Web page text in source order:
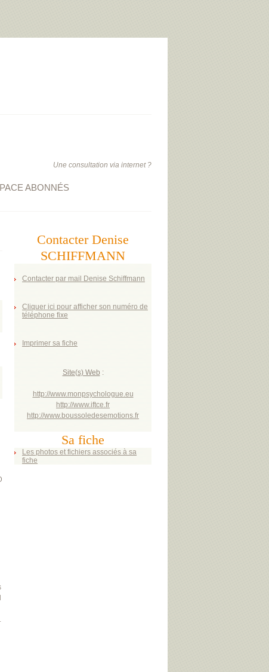
Une consultation via internet ?
ABONNÉS
Contacter Denise
SCHIFFMANN
Contacter par mail Denise Schiffmann
Cliquer ici pour afficher son numéro de
téléphone fixe
Imprimer sa fiche
Site(s) Web :
http://www.monpsychologue.eu
http://www.iftce.fr
http://www.boussoledesemotions.fr
Sa fiche
Les photos et fichiers associés à sa
fiche